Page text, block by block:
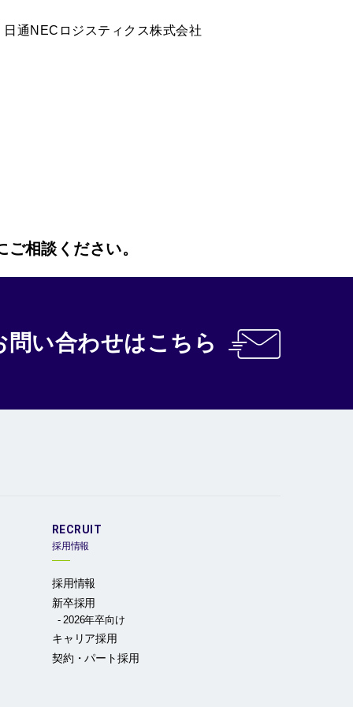
日通NECロジスティクス株式会社
相談ください。
問い合わせはこちら
RECRUIT
採用情報
採用情報
新卒採用
2026年卒向け
キャリア採用
契約・パート採用